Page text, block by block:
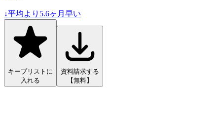
↓平均より 5.6ヶ月早い
キープリストに
入れる
資料請求する
【無料】